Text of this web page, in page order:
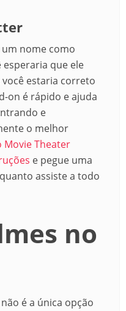
um nome como
esperaria que ele
estaria correto
on é rápido e ajuda
e
o melhor
Movie Theater
e pegue uma
assiste a todo
no
é a única opção